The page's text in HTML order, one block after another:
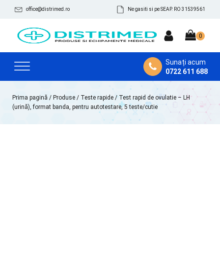
office@distrimed.ro Ne gasiti si pe SEAP. RO 31539561
Sunați acum
0722 611 688
Prima pagină / Produse / Teste rapide / Test rapid de ovulatie – LH
(urină), format banda, pentru autotestare, 5 teste/cutie